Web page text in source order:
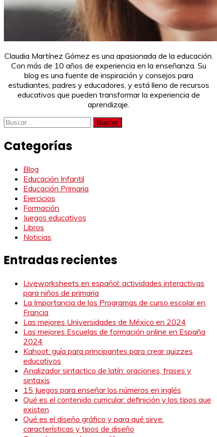
Claudia Martínez Gómez es una apasionada de la educación.
Con más de 10 años de experiencia en la enseñanza. Su
blog es una fuente de inspiración y consejos para
estudiantes, padres y educadores, y está lleno de recursos
educativos que pueden transformar la experiencia de
aprendizaje.
Buscar:
Categorías
Blog
Educación Infantil
Educación Primaria
Ejercicios
Formación
Juegos educativos
Libros
Noticias
Entradas recientes
Liveworksheets en español: actividades interactivas
para niños de primaria
La Importancia de los Programas de curso escolar en
Francia
Las mejores Universidades de México en 2024
Las mejores Escuelas de formación online en España
2024
Kahoot: guía para principantes para crear quizzes
educativos
Analizador sintactico de latín: oraciones, frases y
sintaxis
15 Juegos para enseñar los números en inglés
Qué es el contenido curricular: definición y los tipos que
existen
Qué es el diseño gráfico y para qué sirve:
características y tipos de diseño